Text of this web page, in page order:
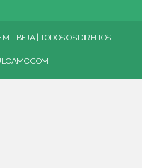
- BEJA | TODOS OS DIREITOS